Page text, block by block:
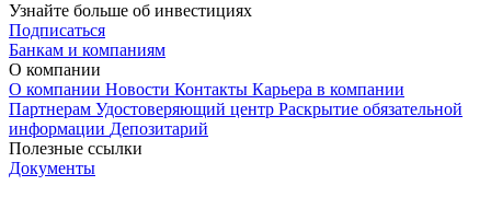
Узнайте больше об инвестициях
Подписаться
Банкам и компаниям
О компании
О компании Новости Контакты Карьера в компании
Партнерам Удостоверяющий центр Раскрытие обязательной
информации Депозитарий
Полезные ссылки
Документы